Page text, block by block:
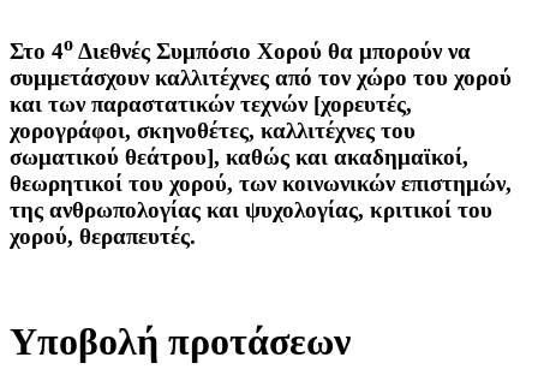
Στο 4ο Διεθνές Συμπόσιο Χορού θα μπορούν να
συμμετάσχουν καλλιτέχνες από τον χώρο του χορού
και των παραστατικών τεχνών [χορευτές,
χορογράφοι, σκηνοθέτες, καλλιτέχνες του
σωματικού θεάτρου], καθώς και ακαδημαϊκοί,
θεωρητικοί του χορού, των κοινωνικών επιστημών,
της ανθρωπολογίας και ψυχολογίας, κριτικοί του
χορού, θεραπευτές.
Υποβολή προτάσεων